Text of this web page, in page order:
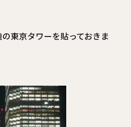
東京タワーを貼っておきま